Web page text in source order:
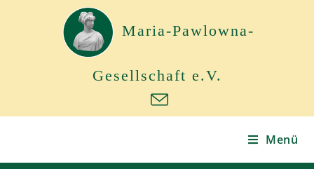
Maria-Pawlowna-
Gesellschaft e.V.
Menü